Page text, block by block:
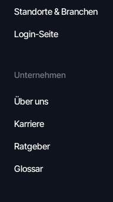
Standorte & Branchen
Login-Seite
Unternehmen
Über uns
Karriere
Ratgeber
Glossar